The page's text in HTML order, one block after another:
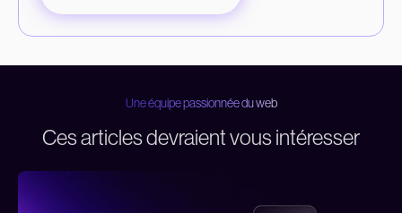
Une équipe passionnée du web
Ces articles devraient vous intéresser